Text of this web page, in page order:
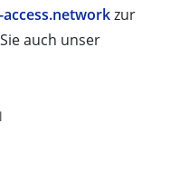
zur
auch unser